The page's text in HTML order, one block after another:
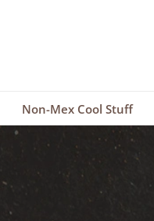
Non-Mex Cool Stuff